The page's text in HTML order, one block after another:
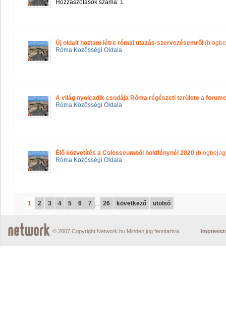
Hozzászólások száma: 1
Új oldalt hoztam létre római utazás-szervezésemről
Róma Közösségi Oldala
A világ nyolcadik csodája Róma régészeti területe a
Róma Közösségi Oldala
Élő közvetítés a Colosseumból holdfénynél 2020
Róma Közösségi Oldala
1 2 3 4 5 6 7 ... 26 következő utolsó
© 2007 Copyright Network.hu Minden jog fenntartva.